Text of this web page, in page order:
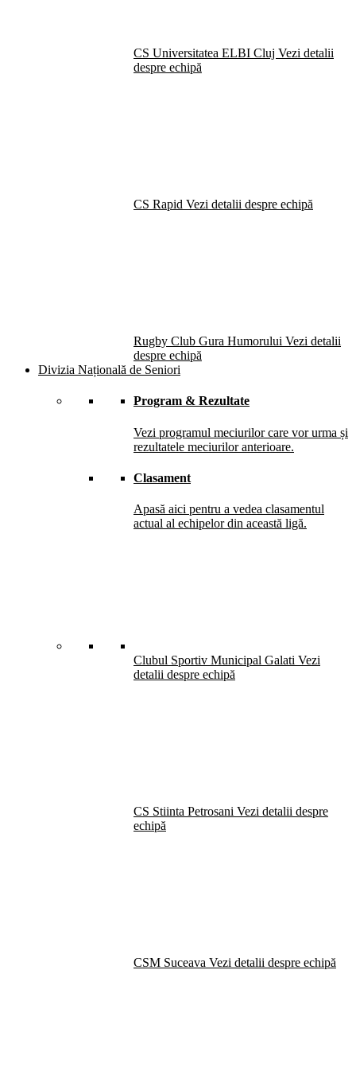
CS Universitatea ELBI Cluj Vezi detalii
despre echipă
CS Rapid Vezi detalii despre echipă
Rugby Club Gura Humorului Vezi detalii
despre echipă
Divizia Națională de Seniori
Program & Rezultate
Vezi programul meciurilor care vor urma și
rezultatele meciurilor anterioare.
Clasament
Apasă aici pentru a vedea clasamentul
actual al echipelor din această ligă.
Clubul Sportiv Municipal Galati Vezi
detalii despre echipă
CS Stiinta Petrosani Vezi detalii despre
echipă
CSM Suceava Vezi detalii despre echipă